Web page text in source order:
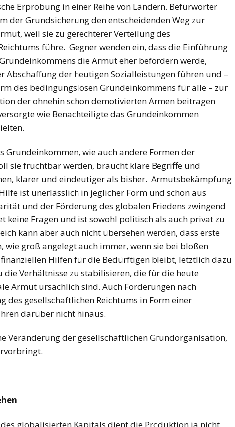
Erprobung in einer Reihe von Ländern. Befürworter
der Grundsicherung den entscheidenden Weg zur
weil sie zu gerechterer Verteilung des
führe. Gegner wenden ein, dass die Einführung
die Armut eher befördern werde,
Abschaffung der heutigen Sozialleistungen führen und –
des bedingungslosen Grundeinkommens für alle – zur
der ohnehin schon demotivierten Armen beitragen
wie Benachteiligte das Grundeinkommen
Grundeinkommen, wie auch andere Formen der
sie fruchtbar werden, braucht klare Begriffe und
klarer und eindeutiger als bisher. Armutsbekämpfung
ist unerlässlich in jeglicher Form und schon aus
und der Förderung des globalen Friedens zwingend
keine Fragen und ist sowohl politisch als auch privat zu
kann aber auch nicht übersehen werden, dass erste
wie groß angelegt auch immer, wenn sie bei bloßen
finanziellen Hilfen für die Bedürftigen bleibt, letztlich dazu
die Verhältnisse zu stabilisieren, die für die heute
Armut ursächlich sind. Auch Forderungen nach
des gesellschaftlichen Reichtums in Form einer
darüber nicht hinaus.
Veränderung der gesellschaftlichen Grundorganisation,
des globalisierten Kapitals dient die Produktion ja nicht